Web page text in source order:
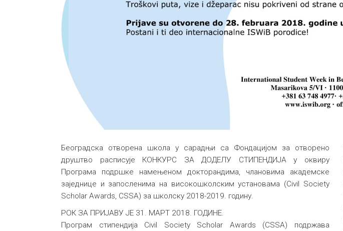
Београдска отворена школа у сарадњи са Фондацијом за отворено
друштво расписује КОНКУРС ЗА ДОДЕЛУ СТИПЕНДИЈА у оквиру
Програма подршке намењеном докторандима, члановима академске
заједнице и запосленима на високошколским установама (Civil Society
Scholar Awards, CSSA) за школску 2018-2019. годину.
РОК ЗА ПРИЈАВУ ЈЕ 31. МАРТ 2018. ГОДИНЕ.
Програм стипендија Civil Society Scholar Awards (CSSA) подржава